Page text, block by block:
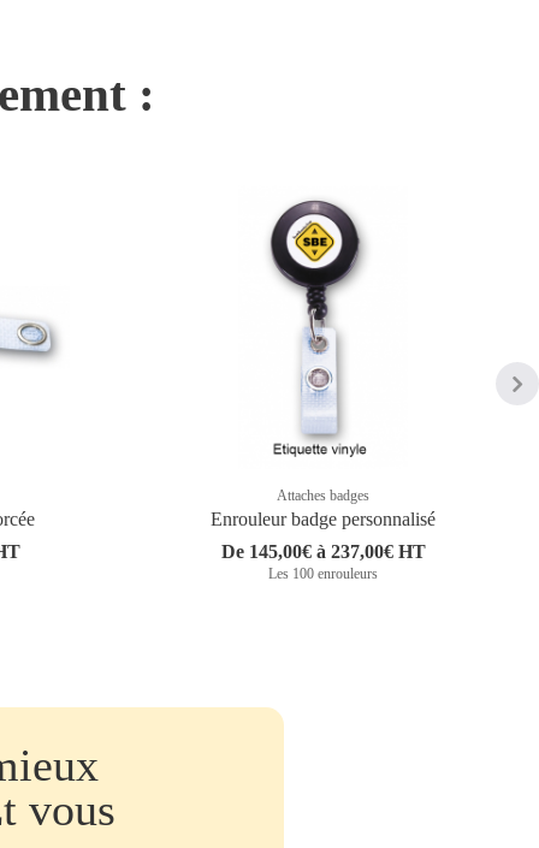
:
Attaches badges
Enrouleur badge personnalisé
De 145,00€ à 237,00€ HT
Les 100 enrouleurs
vous